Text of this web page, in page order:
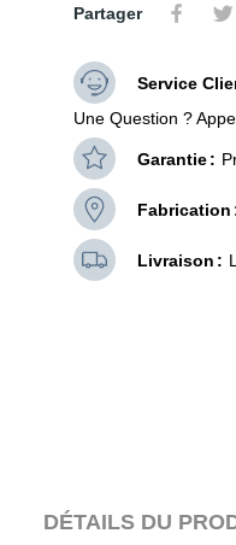
Partager
Service
Une Question ?
Garantie
Fabrication
Livraison
DÉTAILS DU